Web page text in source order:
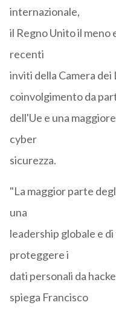
internazionale,
il Regno Unito il meno
recenti
inviti della Camera dei
coinvolgimento da
dell'Ue e una
cyber
sicurezza.
"La maggior parte
una
leadership globale e
proteggere i
dati personali da
spiega Francisco